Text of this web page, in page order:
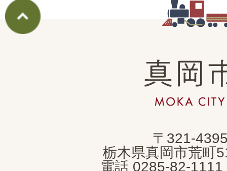
真
岡
市
CITY
〒321-
栃木県真岡市荒町
電話 0285-82-1111